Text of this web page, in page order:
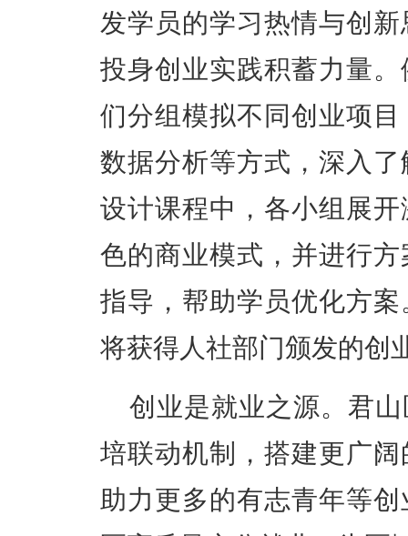
发学员的学习热情与创新
投身创业实践积蓄力量
们分组模拟不同创业项
数据分析等方式，深入
设计课程中，各小组展
色的商业模式，并进行
指导，帮助学员优化方
将获得人社部门颁发的创
创业是就业之源。君
培联动机制，搭建更广
助力更多的有志青年等